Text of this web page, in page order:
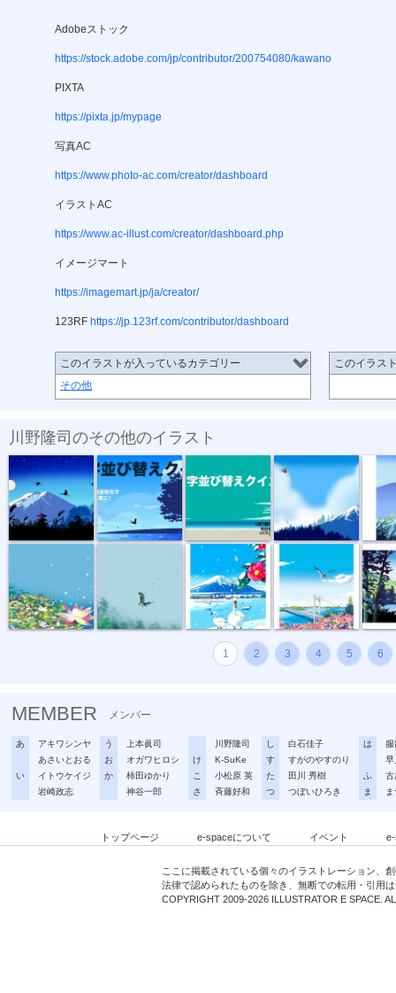
Adobeストック
https://stock.adobe.com/jp/contributor/200754080/kawano
PIXTA
https://pixta.jp/mypage
写真AC
https://www.photo-ac.com/creator/dashboard
イラストAC
https://www.ac-illust.com/creator/dashboard.php
イメージマート
https://imagemart.jp/ja/creator/
123RF https://jp.123rf.com/contributor/dashboard
このイラストが入っているカテゴリー
その他
このイラス
川野隆司のその他のイラスト
Temple at th... YouTube動画... YouTubeサム...
霧の森へ 白い世界に赤... 海に架かる橋 「美
1 2 3 4 5 6
MEMBER メンバー
あ
アキワシンヤ
あさいとおる
い
イトウケイジ
岩崎政志
う
上本眞司
お
オガワヒロシ
か
柿田ゆかり
神谷一郎
川野隆司
け
K-SuKe
こ
小松原 英
さ
斉藤好和
し
白石佳子
す
すがのやすのり
た
田川 秀樹
つ
つぼいひろき
は
早
ふ
古
ま
トップページ e-spaceについて イベント
ここに掲載されている個々のイラストレーション、
法律で認められたものを除き、無断での転用・引用
COPYRIGHT 2009-2026 ILLUSTRATOR E SPACE.